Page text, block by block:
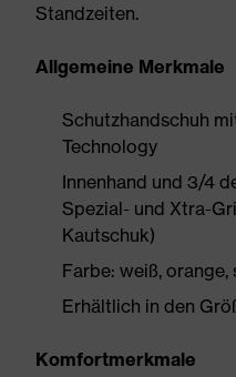
Standzeiten.
Allgemeine Merkmale
Schutzhandschuh
Technology
Innenhand und 3/4
Spezial- und Xtra-
Kautschuk)
Farbe: weiß, orange,
Erhältlich in den
Komfortmerkmale